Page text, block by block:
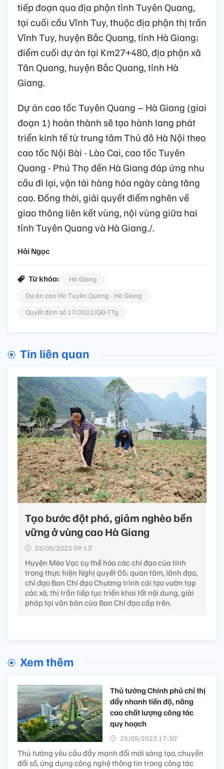
tiếp đoạn qua địa phận tỉnh Tuyên Quang,
tại cuối cầu Vĩnh Tuy, thuộc địa phận thị trấn
Vĩnh Tuy, huyện Bắc Quang, tỉnh Hà Giang;
điểm cuối dự án tại Km27+480, địa phận xã
Tân Quang, huyện Bắc Quang, tỉnh Hà
Giang.
Dự án cao tốc Tuyên Quang – Hà Giang (giai
đoạn 1) hoàn thành sẽ tạo hành lang phát
triển kinh tế từ trung tâm Thủ đô Hà Nội theo
cao tốc Nội Bài - Lào Cai, cao tốc Tuyên
Quang - Phú Thọ đến Hà Giang đáp ứng nhu
cầu đi lại, vận tải hàng hóa ngày càng tăng
cao. Đồng thời, giải quyết điểm nghẽn về
giao thông liên kết vùng, nội vùng giữa hai
tỉnh Tuyên Quang và Hà Giang./.
Hải Ngọc
Từ khóa:
Hà Giang
Dự án cao tốc Tuyên Quang - Hà Giang
Quyết định số 17/2022/QĐ-TTg
Tin liên quan
Tạo bước đột phá, giảm nghèo bền
vững ở vùng cao Hà Giang
03/05/2023 09:13’
Huyện Mèo Vạc cụ thể hóa các chỉ đạo của tỉnh
trong thực hiện Nghị quyết 05; quan tâm, lãnh đạo,
chỉ đạo Ban Chỉ đạo Chương trình cải tạo vườn tạp
các xã, thị trấn tiếp tục triển khai tốt nội dung, giải
pháp tại văn bản của Ban Chỉ đạo cấp trên.
Xem thêm
Thủ tướng Chính phủ chỉ thị
đẩy nhanh tiến độ, nâng
cao chất lượng công tác
quy hoạch
25/05/2023 17:30’
Thủ tướng yêu cầu đẩy mạnh đổi mới sáng tạo, chuyển
đổi số, ứng dụng công nghệ thông tin trong công tác